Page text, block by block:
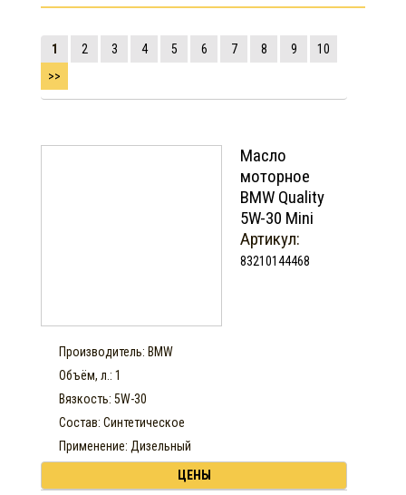
1 2 3 4 5 6 7 8 9
10
>>
Масло
моторное
BMW Quality
5W-30 Mini
Артикул:
83210144468
Производитель: BMW
Объём, л.: 1
Вязкость: 5W-30
Состав: Синтетическое
Применение: Дизельный
ЦЕНЫ